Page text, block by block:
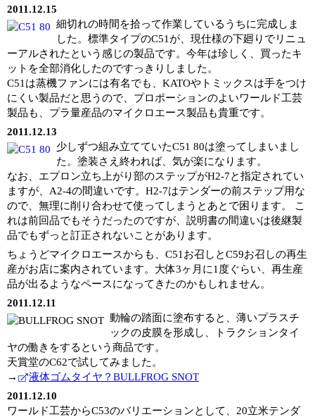
2011.12.15
細切れの時間を拾って作業しているうちに完成しま
した。標準タイプのC51が、現仕様の下廻りでリニュ
ーアルされたという感じの製品です。今年は珍しく、買ったキ
ットを全部消化したのですっきりしました。
C51は蒸機ファンには有名でも、KATOやトミックスは手をつけ
にくい製品だと思うので、プロポーションのよいワールド工芸
製品も、プラ量産品のマイクロエース製品も貴重です。
2011.12.13
少しずつ組み立てていたC51 80は塗ってしまいまし
た。塗装さえ終われば、気が楽になります。
なお、エプロン立ち上がり部のステップがH2-7と指定されてい
ますが、A2-4の間違いです。H2-7はテンダーの前ステップ用な
ので、無理に削り合わせて使ってしまうとあとで困ります。 こ
れは前回品でもそうだったのですが、説明書の間違いは後継製
品でもずっと訂正されないことがあります。
ちょうどマイクロエースからも、C51お召しとC59お召しの再生
産がお店に案内されています。大体3ヶ月に1度ぐらい、再生産
品が出るようなペースになってきたのかもしれません。
2011.12.11
動輪の踏面に塗布すると、薄いプラスチ
ックの皮膜を形成し、トラクションタイ
ヤの働きをするという商品です。
天賞堂のC62で試してみました。
→
液体ゴムタイヤ？BULLFROG SNOT
2011.12.10
ワールド工芸からC53のバリエーションとして、20立米テンダ